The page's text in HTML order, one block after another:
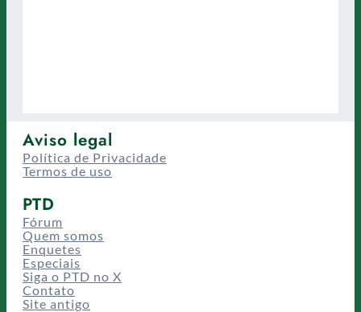
Aviso legal
Política de Privacidade
Termos de uso
PTD
Fórum
Quem somos
Enquetes
Especiais
Siga o PTD no X
Contato
Site antigo